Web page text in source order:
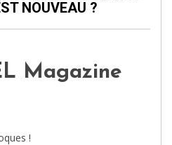
NOUVEAU ?
Magazine
!